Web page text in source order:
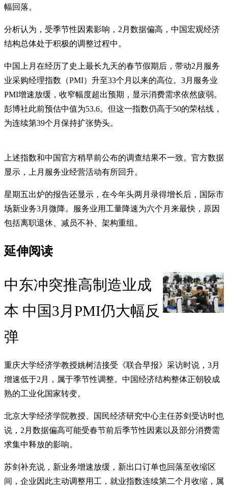
幅回落。
分析认为，受季节性因素影响，2月数据偏高，中国宏观经济
结构总体处于积极的调整过程中。
中国上月在经历了史上最长九天的春节假期后，带动2月服务
业采购经理指数（PMI）升至33个月以来的高位。3月服务业
PMI增速放缓，收窄幅度超出预期，显示消费需求依然疲弱。
彭博社此前预估中值为53.6。但这一指数仍高于50的荣枯线，
为连续第39个月保持扩张势头。
上述指数和中国官方稍早前公布的调查结果不一致。官方数据
显示，上月服务业经营活动有所回升。
星期五出炉的报告还显示，在今年头两月录得增长后，国际市
场新业务3月微降。服务业用工量降速为六个月来最快，原因
包括离职退休、减员不补、架构重组。
延伸阅读
中东冲突推高制造业成
本 中国3月PMI仍大幅反
弹
重庆大学经济学教授姚树洁接受《联合早报》采访时说，3月
增速低于2月，属于季节性调整。中国经济结构整体正朝较成
熟的工业化国家转变。
北京大学经济学院教授、国民经济研究中心主任苏剑受访时也
说，2月数据偏高可能受春节前后季节性因素以及部分消费需
求集中释放的影响。
苏剑补充说，新业务增速放缓，新出口订单也回落至收缩区
间，企业因此主动调整用工，就业指数连续第二个月收缩，属